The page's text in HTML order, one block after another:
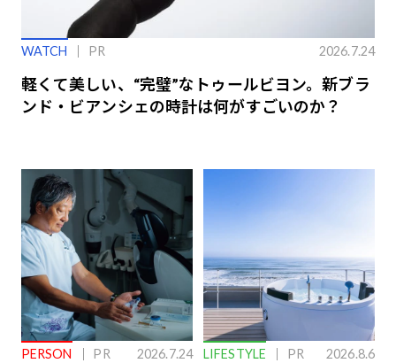
WATCH PR 2026.7.24
軽くて美しい、“完璧”なトゥールビヨン。新ブラ
ンド・ビアンシェの時計は何がすごいのか？
PERSON PR 2026.7.24 LIFESTYLE PR 2026.8.6